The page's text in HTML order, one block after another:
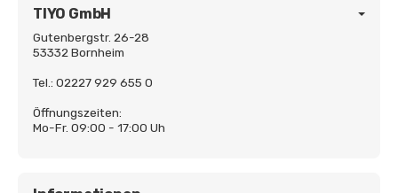
TIYO GmbH
Gutenbergstr. 26-28
53332 Bornheim
Tel.: 02227 929 655 0
Öffnungszeiten:
Mo-Fr. 09:00 - 17:00 Uh